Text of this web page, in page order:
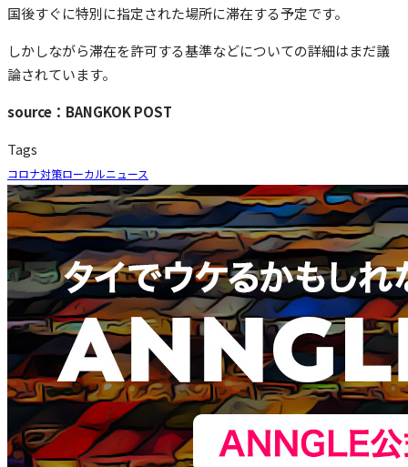
国後すぐに特別に指定された場所に滞在する予定です。
しかしながら滞在を許可する基準などについての詳細はまだ議
論されています。
source：BANGKOK POST
Tags
コロナ対策ローカルニュース